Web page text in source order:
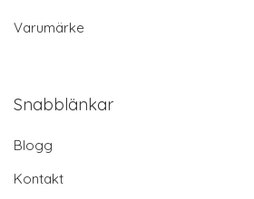
Varumärke
Snabblänkar
Blogg
Kontakt